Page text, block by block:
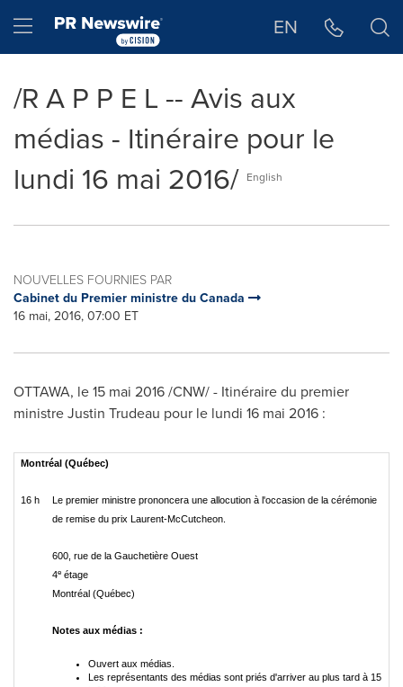
Hamburger menu EN
/R A P P E L -- Avis aux
médias - Itinéraire pour le
lundi 16 mai 2016/ English
NOUVELLES FOURNIES PAR
Cabinet du Premier ministre du Canada
16 mai, 2016, 07:00 ET
OTTAWA, le 15 mai 2016 /CNW/ - Itinéraire du premier
ministreJustin Trudeau pour le lundi 16 mai 2016 :
Montréal (Québec)
16 h
Le premier ministre prononcera une allocution à l'occasion de la cérémonie
de remise du prix Laurent-McCutcheon.
600, rue de la Gauchetière Ouest
4e étage
Montréal (Québec)
Notes aux médias :
Ouvert aux médias.
Les représentants des médias sont priés d'arriver au plus tard à 15